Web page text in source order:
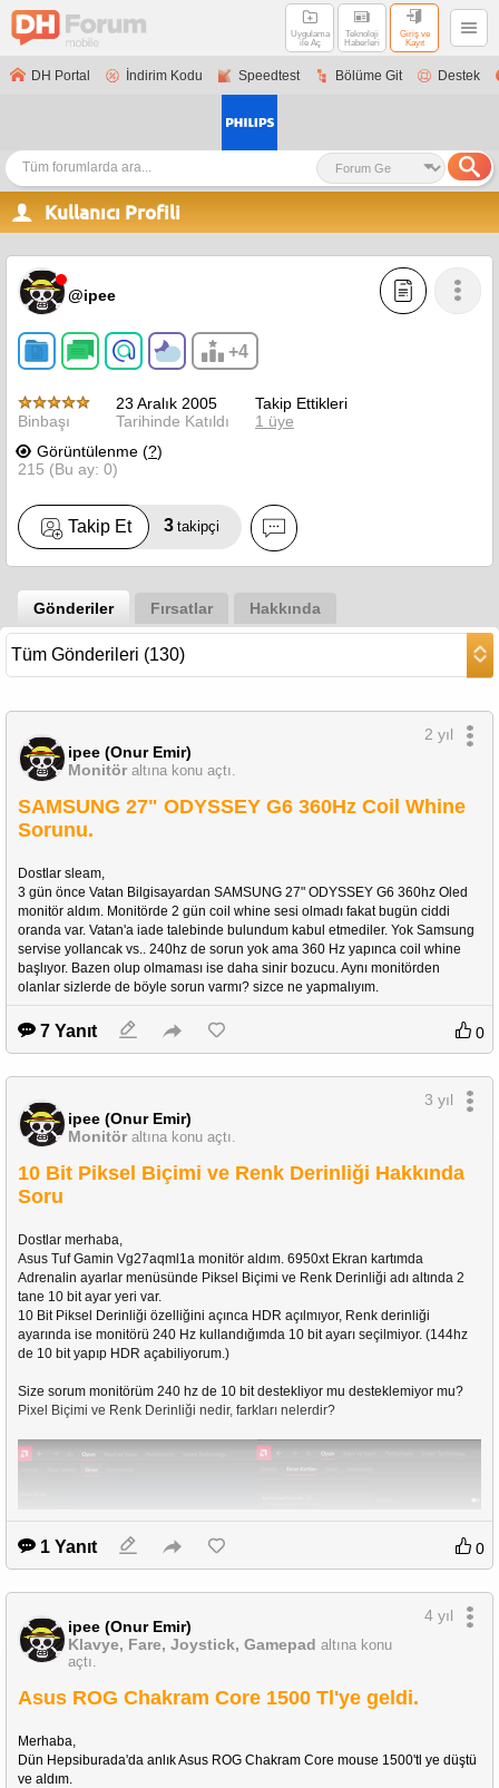
Uygulama
ile Aç
Teknoloji
Haberleri
Giriş ve
Kayıt
DH Portal İndirim Kodu Speedtest Bölüme Git Destek
Kullanıcı Profili
@ipee
+4
Binbaşı
23 Aralık 2005
Tarihinde Katıldı
Takip Ettikleri
1 üye
Görüntülenme (?)
215 (Bu ay: 0)
Takip Et 3 takipçi
Gönderiler Fırsatlar Hakkında
ipee (Onur Emir)
Monitör altına konu açtı.
2 yıl
SAMSUNG 27" ODYSSEY G6 360Hz Coil Whine
Sorunu.
Dostlar sleam,
3 gün önce Vatan Bilgisayardan SAMSUNG 27" ODYSSEY G6 360hz Oled
monitör aldım. Monitörde 2 gün coil whine sesi olmadı fakat bugün ciddi
oranda var. Vatan'a iade talebinde bulundum kabul etmediler. Yok Samsung
servise yollancak vs.. 240hz de sorun yok ama 360 Hz yapınca coil whine
başlıyor. Bazen olup olmaması ise daha sinir bozucu. Aynı monitörden
olanlar sizlerde de böyle sorun varmı? sizce ne yapmalıyım.
7 Yanıt 0
ipee (Onur Emir)
Monitör altına konu açtı.
3 yıl
10 Bit Piksel Biçimi ve Renk Derinliği Hakkında
Soru
Dostlar merhaba,
Asus Tuf Gamin Vg27aqml1a monitör aldım. 6950xt Ekran kartımda
Adrenalin ayarlar menüsünde Piksel Biçimi ve Renk Derinliği adı altında 2
tane 10 bit ayar yeri var.
10 Bit Piksel Derinliği özelliğini açınca HDR açılmıyor, Renk derinliği
ayarında ise monitörü 240 Hz kullandığımda 10 bit ayarı seçilmiyor. (144hz
de 10 bit yapıp HDR açabiliyorum.)
Size sorum monitörüm 240 hz de 10 bit destekliyor mu desteklemiyor mu?
Pixel Biçimi ve Renk Derinliği nedir, farkları nelerdir?
1 Yanıt 0
ipee (Onur Emir)
Klavye, Fare, Joystick, Gamepad altına konu
açtı.
4 yıl
Asus ROG Chakram Core 1500 Tl'ye geldi.
Merhaba,
Dün Hepsiburada'da anlık Asus ROG Chakram Core mouse 1500'tl ye düştü
ve aldım.